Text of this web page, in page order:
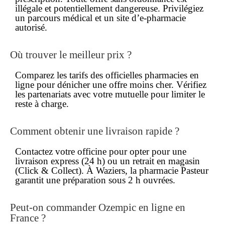
illégale et potentiellement dangereuse. Privilégiez
un parcours médical et un site d’e-pharmacie
autorisé.
Où trouver le meilleur prix ?
Comparez les tarifs des officielles pharmacies en
ligne pour dénicher une offre moins cher. Vérifiez
les partenariats avec votre mutuelle pour limiter le
reste à charge.
Comment obtenir une livraison rapide ?
Contactez votre officine pour opter pour une
livraison express (24 h) ou un retrait en magasin
(Click & Collect). À Waziers, la pharmacie Pasteur
garantit une préparation sous 2 h ouvrées.
Peut-on commander Ozempic en ligne en
France ?